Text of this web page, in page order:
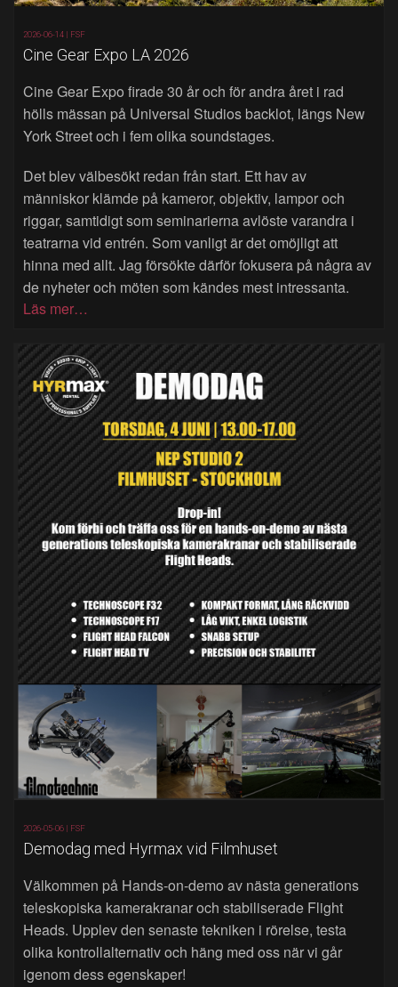
2026-06-14 | FSF
Cine Gear Expo LA 2026
Cine Gear Expo firade 30 år och för andra året i rad
hölls mässan på Universal Studios backlot, längs New
York Street och i fem olika soundstages.
Det blev välbesökt redan från start. Ett hav av
människor klämde på kameror, objektiv, lampor och
riggar, samtidigt som seminarierna avlöste varandra i
teatrarna vid entrén. Som vanligt är det omöjligt att
hinna med allt. Jag försökte därför fokusera på några av
de nyheter och möten som kändes mest intressanta.
Läs mer…
2026-05-06 | FSF
Demodag med Hyrmax vid Filmhuset
Välkommen på Hands‑on‑demo av nästa generations
teleskopiska kamerakranar och stabiliserade Flight
Heads. Upplev den senaste tekniken i rörelse, testa
olika kontrollalternativ och häng med oss när vi går
igenom dess egenskaper!